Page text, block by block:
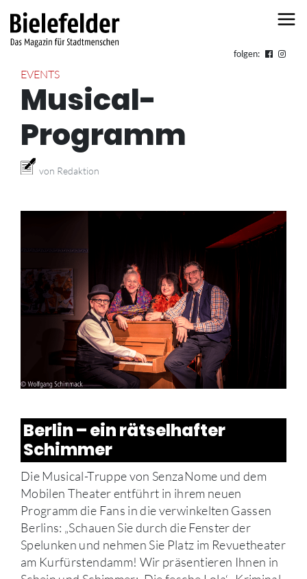
folgen:
EVENTS
Musical-
Programm
von Redaktion
Berlin – ein rätselhafter
Schimmer
Die Musical-Truppe von SenzaNome und dem
Mobilen Theater entführt in ihrem neuen
Programm die Fans in die verwinkelten Gassen
Berlins: „Schauen Sie durch die Fenster der
Spelunken und nehmen Sie Platz im Revuetheater
am Kurfürstendamm! Wir präsentieren Ihnen in